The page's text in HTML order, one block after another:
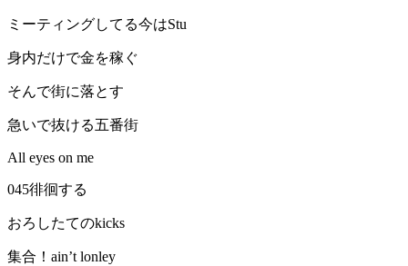
ミーティングしてる今はStu
身内だけで金を稼ぐ
そんで街に落とす
急いで抜ける五番街
All eyes on me
045徘徊する
おろしたてのkicks
集合！ain’t lonley